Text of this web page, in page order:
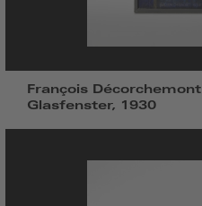
François Décorchemont
Glasfenster, 1930